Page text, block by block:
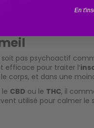
les normes strictes
forts.
pas psychoactif
efficace pour traiter l’
corps, et dans une
CBD ou le THC, il
utilisé pour calmer
En